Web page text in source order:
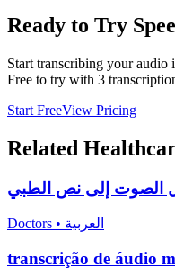
Ready to Try
Start transcribing your audio
Free to try with 3
Start FreeView Pricing
Related
الصوت إلى نص الطبي
Doctors • العربية
transcrição de áudio